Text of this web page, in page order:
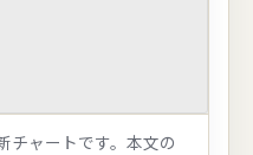
チャートです。本文の